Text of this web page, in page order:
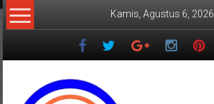
Lompat
ke
Kamis, Agustus 6, 2026